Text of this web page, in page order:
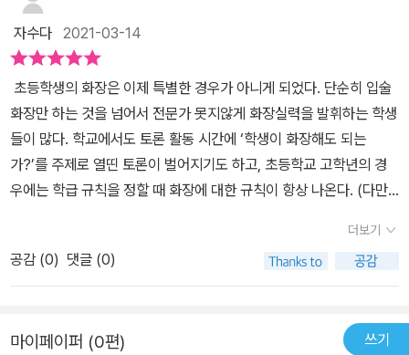
권장하는 키 대비 적정 몸무게와보통 여성들이 생각하는 적정 몸무게
에는 제법 갭이 크죠.특히 나이가 젊은 여성일수록 갭은 더 큰 편이고
없이 다이어트를 하는 여성들이 제 주위에도 참 많습니다.물론 자기
만족을 위해 그렇다고 말하는 경우가 대부분이고저 역시도 날씬해졌
을 때 옷맵시가 더 나니더 기분이 좋은 것도 사실이지만,그건 이 시대
가 요구하는 옷들조차여성들에게 그런 날렵한 몸매를 요구하도록만
었을 시절 우리가 태어났다면 과연 우리는 풍만한 몸매를 부끄러워하
며 다이어트를 하거나, 다이어트를 해야 한다고 스트레스를 받았을까
을 때 말이죠. 이 책은 그 부분을 짚고 있는 거죠.그러니 초등 중학년
주었답니다.
추천도서#자기결정권
에도 자기는 절대 앞머리를 안 올리고 유치원에 가겠다는 거다.자기
앞머리 올린 거 안 올린다고...몇 년 뒤엔 '엄마 내가 그때 왜 그랬을
까?, '너나 올리고 다니지 마!'라고 할걸! 이란 말을 했다.어린 맘에도
그 친구의 말은 폭력이었고 그 작은 폭력에 우리 딸은 나는 앞머리를
올리는 게 안 어울려 하며... 다른 사람의 정의해 준 모습을 내 모습으
로 받아들였었다.지금 생각해 보면 유치원 선생님께 전화드려 이러이
러 하니 선생님이 우리 딸에게 앞머리 올린 거 잘 어울린다고 올리고
오라고 해주세요!라고 했을 거 같지만...그때나 지금이나 자꾸 스스로
해결해야 한다!라는 메시지를 아이에게 주고 있다.여태까지는 그게
노출될 수 있으며...그런 것들은 믿을 만한 어른의 도움 없이는 스스로
자수다 2021-03-14
초등학생의 화장은 이제 특별한 경우가 아니게 되었다. 단순히 입술
화장만 하는 것을 넘어서 전문가 못지않게 화장실력을 발휘하는 학생
들이 많다. 학교에서도 토론 활동 시간에 ‘학생이 화장해도 되는
가?’를 주제로 열띤 토론이 벌어지기도 하고, 초등학교 고학년의 경
우에는 학급 규칙을 정할 때 화장에 대한 규칙이 항상 나온다. (다만
남자 초등학생들은 늘 화장을 반대한다는 것이다. 여학생들은 ‘내가
한다는데 왜 니가 반대하냐?’며 싸운다.) 하여튼, 주인공 혜지도 화장
에 꽤 많은 시간을 할애한다. 화장을 하지 않는 고모를 보며 ‘자기관리
않은가? 한참 미투운동과 더불어 많은 이야기가 오갔던 코르셋 논란.
더보기
공감 (0) 댓글 (0)
마이페이퍼 (0편) 쓰기